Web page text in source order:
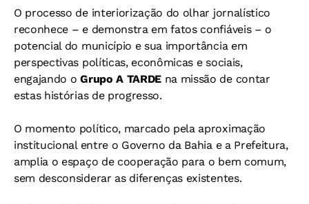
O processo de interiorização do olhar jornalístico
reconhece – e demonstra em fatos confiáveis – o
potencial do município e sua importância em
perspectivas políticas, econômicas e sociais,
engajando oGrupo A TARDE na missão de contar
estas histórias de progresso.
O momento político, marcado pela aproximação
institucional entre o Governo da Bahia e a Prefeitura,
amplia o espaço de cooperação para o bem comum,
sem desconsiderar as diferenças existentes.